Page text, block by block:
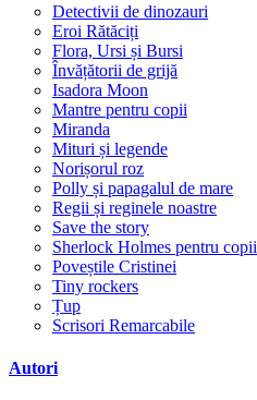
Detectivii de dinozauri
Eroi Rătăciți
Flora, Ursi și Bursi
Învățătorii de grijă
Isadora Moon
Mantre pentru copii
Miranda
Mituri și legende
Norișorul roz
Polly și papagalul de mare
Regii și reginele noastre
Save the story
Sherlock Holmes pentru copii
Poveștile Cristinei
Tiny rockers
Țup
Scrisori Remarcabile
Autori